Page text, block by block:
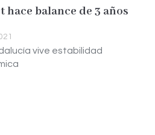
hace balance de 3 años
vive estabilidad